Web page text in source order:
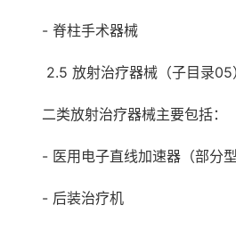
- 脊柱手术器械
2.5 放射治疗器械（子目录05
二类放射治疗器械主要包括：
- 医用电子直线加速器（部分型
- 后装治疗机